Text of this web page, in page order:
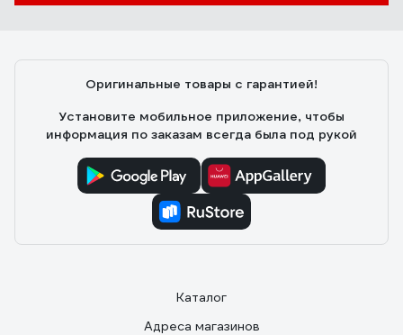
Оригинальные товары с гарантией!
Установите мобильное приложение, чтобы
информация по заказам всегда была под рукой
Каталог
Адреса магазинов